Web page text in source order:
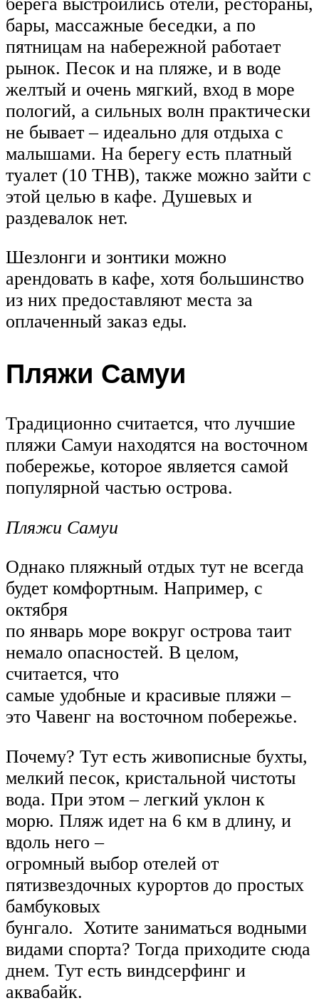
бары, массажные беседки, а по
пятницам на набережной работает
рынок. Песок и на пляже, и в воде
желтый и очень мягкий, вход в море
пологий, а сильных волн практически
не бывает – идеально для отдыха с
малышами. На берегу есть платный
туалет (10 THB), также можно зайти с
этой целью в кафе. Душевых и
раздевалок нет.
Шезлонги и зонтики можно
арендовать в кафе, хотя большинство
из них предоставляют места за
оплаченный заказ еды.
Пляжи Самуи
Традиционно считается, что лучшие
пляжи Самуи находятся на восточном
побережье, которое является самой
популярной частью острова.
Пляжи Самуи
Однако пляжный отдых тут не всегда
будет комфортным. Например, с
октября
по январь море вокруг острова таит
немало опасностей. В целом,
считается, что
самые удобные и красивые пляжи –
это Чавенг на восточном побережье.
Почему? Тут есть живописные бухты,
мелкий песок, кристальной чистоты
вода. При этом – легкий уклон к
морю. Пляж идет на 6 км в длину, и
вдоль него –
огромный выбор отелей от
пятизвездочных курортов до простых
бамбуковых
бунгало. Хотите заниматься водными
видами спорта? Тогда приходите сюда
днем. Тут есть виндсерфинг и
аквабайк.